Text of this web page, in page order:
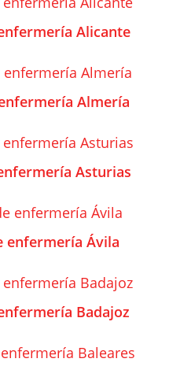
Alicante
Almería
Asturias
enfermería Ávila
Badajoz